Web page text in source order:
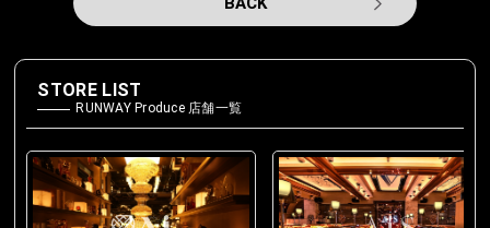
STORE LIST
RUNWAY Produce 店舗一覧